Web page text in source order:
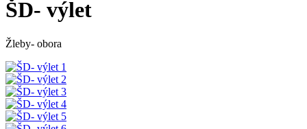
ŠD- výlet
Žleby- obora